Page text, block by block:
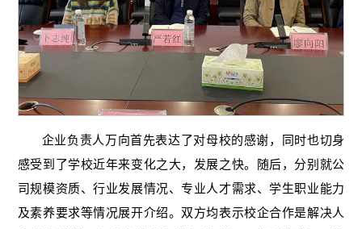
企业负责人万向首先表达了对母校的感谢，同时也切身
感受到了学校近年来变化之大，发展之快。随后，分别就公
司规模资质、行业发展情况、专业人才需求、学生职业能力
及素养要求等情况展开介绍。双方均表示校企合作是解决人